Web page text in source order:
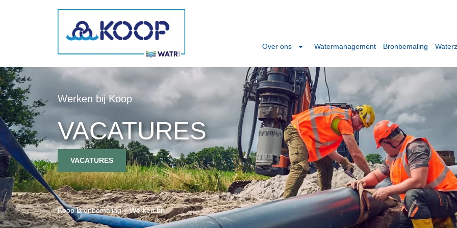
Over ons Watermanagement Bronbemaling
Werken bij Koop
VACATURES
VACATURES
Koop Bronbemaling>Werken bij